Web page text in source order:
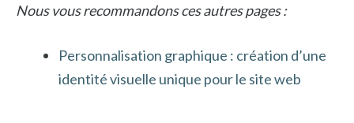
Nous vous recommandons ces autres pages :
Personnalisation graphique : création d’une
identité visuelle unique pour le site web